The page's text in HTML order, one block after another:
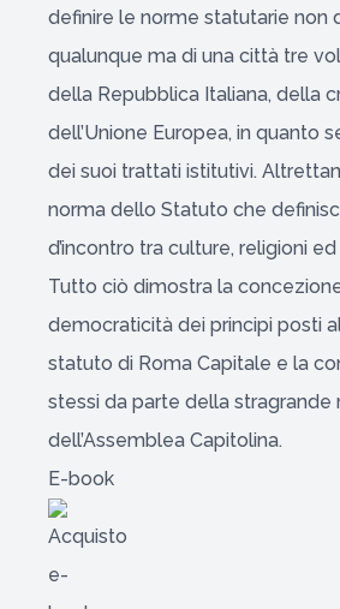
definire le norme statutarie non
qualunque ma di una città tre
della Repubblica Italiana, della
dell’Unione Europea, in quanto
dei suoi trattati istitutivi.
norma dello Statuto che
d’incontro tra culture, religioni ed
Tutto ciò dimostra la
democraticità dei principi posti
statuto di Roma Capitale e la
stessi da parte della stragrande
dell’Assemblea Capitolina.
E-book